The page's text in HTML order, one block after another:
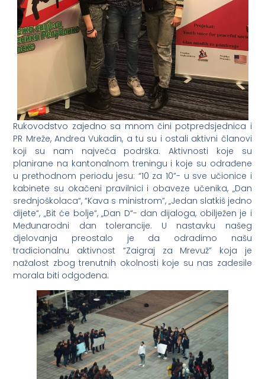
Rukovodstvo zajedno sa mnom čini potpredsjednica i
PR Mreže, Andrea Vukadin, a tu su i ostali aktivni članovi
koji su nam najveća podrška. Aktivnosti koje su
planirane na kantonalnom treningu i koje su odrađene
u prethodnom periodu jesu: “10 za 10”- u sve učionice i
kabinete su okačeni pravilnici i obaveze učenika, „Dan
srednjoškolaca“, “Kava s ministrom”, „Jedan slatkiš jedno
dijete“, „Bit će bolje“, „Dan D“- dan dijaloga, obilježen je i
Međunarodni dan tolerancije. U nastavku našeg
djelovanja preostalo je da odradimo našu
tradicionalnu aktivnost “Zaigraj za Mrevuž” koja je
nažalost zbog trenutnih okolnosti koje su nas zadesile
morala biti odgođena.